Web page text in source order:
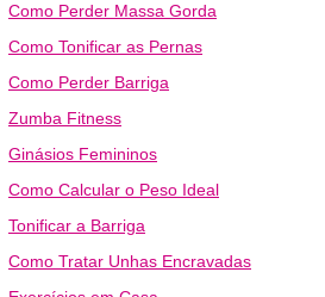
Como Perder Massa Gorda
Como Tonificar as Pernas
Como Perder Barriga
Zumba Fitness
Ginásios Femininos
Como Calcular o Peso Ideal
Tonificar a Barriga
Como Tratar Unhas Encravadas